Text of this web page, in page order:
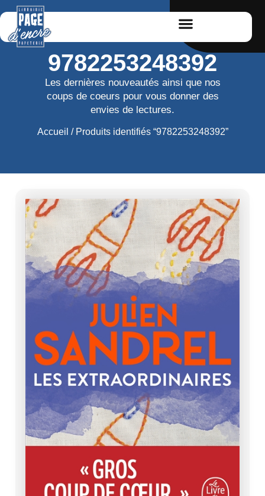
9782253248392
Les dernières nouveautés ainsi que nos
coups de coeurs pour vous donner des
envies de lectures.
Accueil / Produits identifiés “9782253248392”